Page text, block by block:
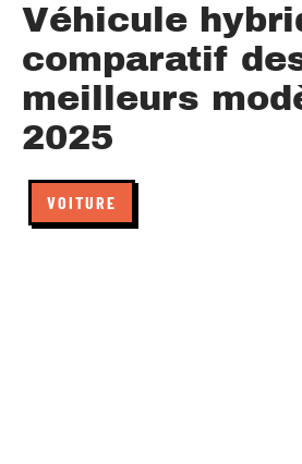
Véhicule
comparatif
meilleurs
2025
VOITURE